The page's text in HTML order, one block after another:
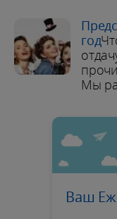
год
Мы
Ваш